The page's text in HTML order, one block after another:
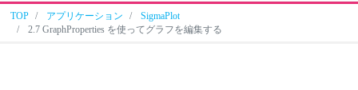
TOP アプリケーション
SigmaPlot
2.7 GraphProperties を使ってグラフを編集する